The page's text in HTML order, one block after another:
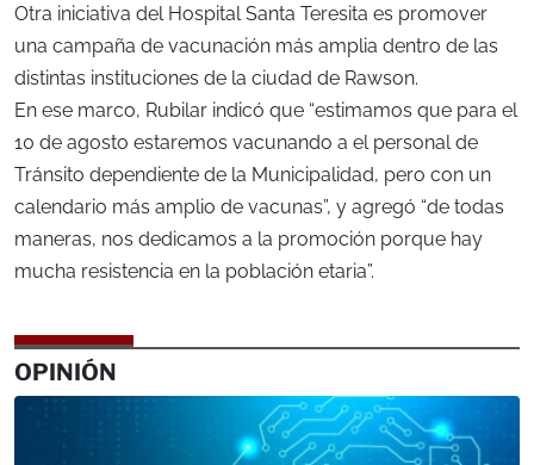
Otra iniciativa del Hospital Santa Teresita es promover
una campaña de vacunación más amplia dentro de las
distintas instituciones de la ciudad de Rawson.
En ese marco, Rubilar indicó que “estimamos que para el
10 de agosto estaremos vacunando a el personal de
Tránsito dependiente de la Municipalidad, pero con un
calendario más amplio de vacunas”, y agregó “de todas
maneras, nos dedicamos a la promoción porque hay
mucha resistencia en la población etaria”.
OPINIÓN